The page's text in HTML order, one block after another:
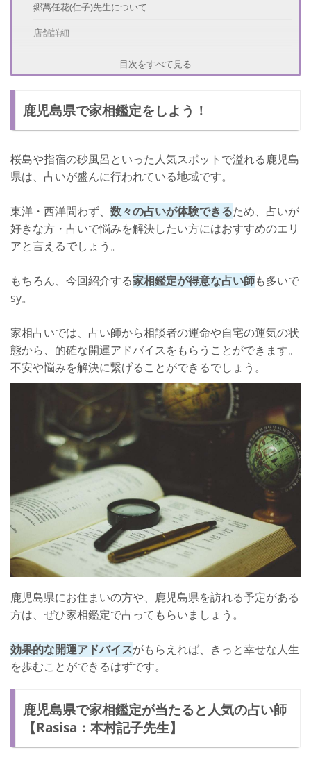
郷萬任花(仁子)先生について
店舗詳細
鹿児島県で家相鑑定が当たると人気の占い師【めぐみ風水気学家相
研究所：亀甲典明先生】
目次をすべて見る
鹿児島県で家相鑑定をしよう！
桜島や指宿の砂風呂といった人気スポットで溢れる鹿児島
県は、占いが盛んに行われている地域です。
東洋・西洋問わず、 数々の占いが体験できるため、占いが
好きな方・占いで悩みを解決したい方にはおすすめのエリ
アと言えるでしょう。
もちろん、今回紹介する家相鑑定が得意な占い師も多いで
sy。
家相占いでは、占い師から相談者の運命や自宅の運気の状
態から、的確な開運アドバイスをもらうことができます。
不安や悩みを解決に繋げることができるでしょう。
鹿児島県にお住まいの方や、鹿児島県を訪れる予定がある
方は、ぜひ家相鑑定で占ってもらいましょう。
効果的な開運アドバイスがもらえれば、きっと幸せな人生
を歩むことができるはずです。
鹿児島県で家相鑑定が当たると人気の占い師
【Rasisa：本村記子先生】